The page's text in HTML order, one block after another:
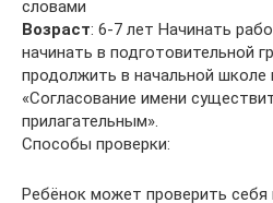
словами
Возраст: 6-7 лет Начинать
начинать в подготовительной
продолжить в начальной школе
«Согласование имени
прилагательным».
Способы проверки:
Ребёнок может проверить себя